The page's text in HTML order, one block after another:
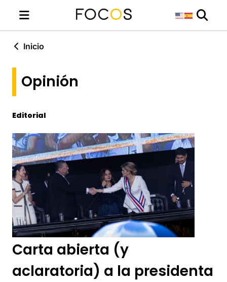
Inicio
Opinión
Editorial
Carta abierta (y
aclaratoria) a la presidenta